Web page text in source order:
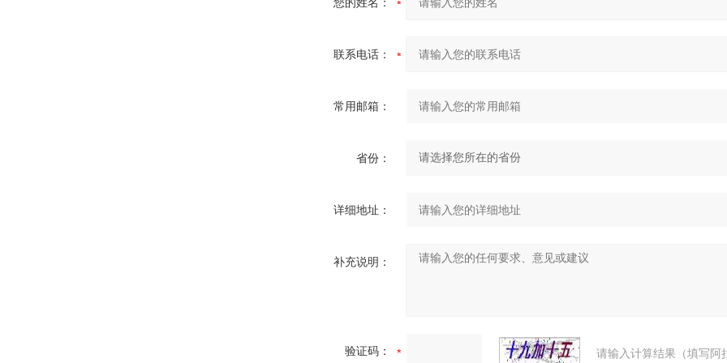
您的姓名：
联系电话：
常用邮箱：
省份：
详细地址：
补充说明：
验证码： 请输入计算结果（填写阿